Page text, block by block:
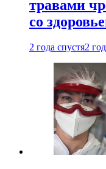
травами
со
2 года спустя2